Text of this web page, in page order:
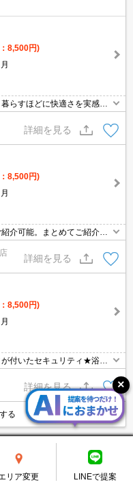
8,500円)
らすほどに快適さを実感で
常の買い物に便利！
詳細を見る
8,500円)
介可能。まとめてご紹介致
部屋探しは情報量地域ナン
詳細を見る
8,500円)
付いたセキュリティ★浴室
詳細を見る
る
リア変更 LINEで提案